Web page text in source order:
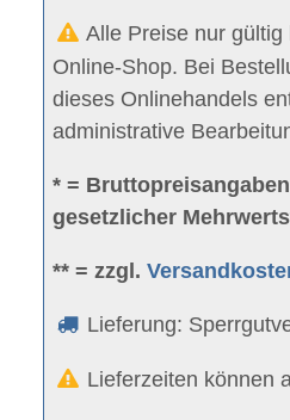
Alle Preise nur
Online-Shop. Bei
dieses Onlinehandels
administrative
* =
gesetzlicher
** = zzgl.
Lieferung:
Lieferzeiten können